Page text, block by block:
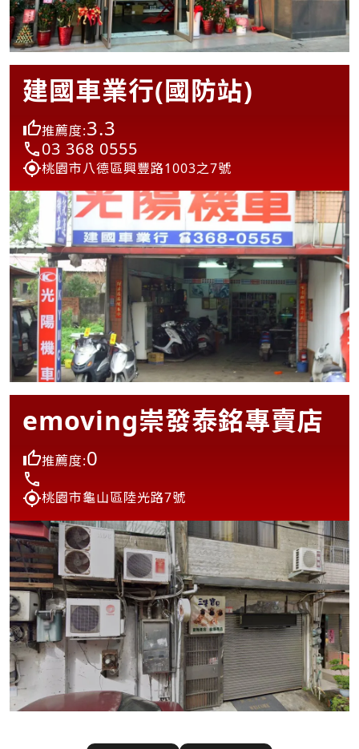
建國車業行(國防站)
推薦度:3.3
03 368 0555
桃園市八德區興豐路1003之7號
emoving崇發泰銘專賣店
推薦度:0
桃園市龜山區陸光路7號